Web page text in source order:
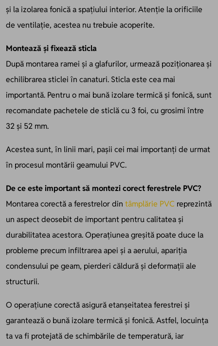
și la izolarea fonică a spațiului interior. Atenție la orificiile
de ventilație, acestea nu trebuie acoperite.
Montează și fixează sticla
După montarea ramei și a glafurilor, urmează poziționarea și
echilibrarea sticlei în canaturi. Sticla este cea mai
importantă. Pentru o mai bună izolare termică și fonică, sunt
recomandate pachetele de sticlă cu 3 foi, cu grosimi între
32 și 52 mm.
Acestea sunt, în linii mari, pașii cei mai importanți de urmat
în procesul montării geamului PVC.
De ce este important să montezi corect ferestrele PVC?
Montarea corectă a ferestrelor din tâmplărie PVC reprezintă
un aspect deosebit de important pentru calitatea și
durabilitatea acestora. Operațiunea greșită poate duce la
probleme precum infiltrarea apei și a aerului, apariția
condensului pe geam, pierderi căldură și deformații ale
structurii.
O operațiune corectă asigură etanșeitatea ferestrei și
garantează o bună izolare termică și fonică. Astfel, locuința
ta va fi protejată de schimbările de temperatură, iar